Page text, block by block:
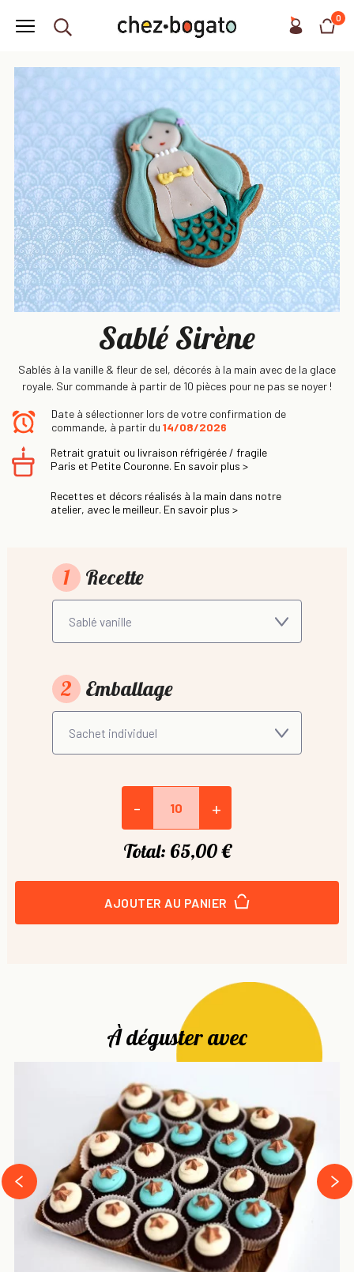
0
Sablé Sirène
Sablés à la vanille & fleur de sel, décorés à la main avec de la glace
royale. Sur commande à partir de 10 pièces pour ne pas se noyer !
Date à sélectionner lors de votre confirmation de
commande, à partir du 14/08/2026
Retrait gratuit ou livraison réfrigérée / fragile
Paris et Petite Couronne. En savoir plus >
Recettes et décors réalisés à la main dans notre
atelier, avec le meilleur. En savoir plus >
1 Recette
2 Emballage
- +
Total: 65,00 €
AJOUTER AU PANIER
À déguster avec
prev
next